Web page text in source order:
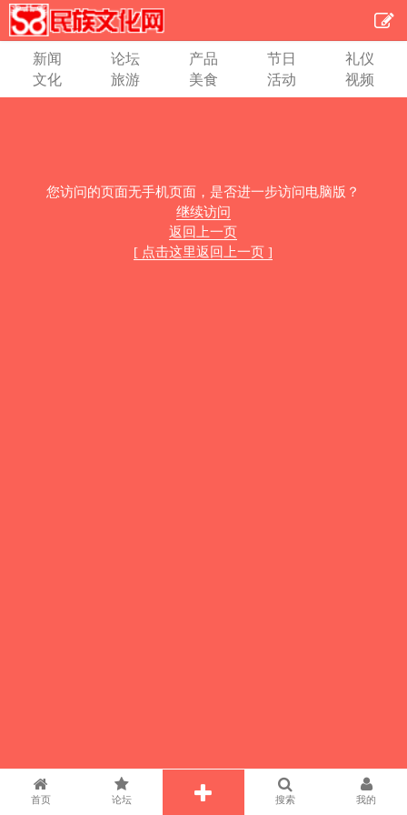
新闻 论坛 产品 节日
礼仪
文化
旅游 美食 活动 视频
您访问的页面无手机页面，是否进一步访问电脑版？
继续访问
返回上一页
[ 点击这里返回上一页 ]
首页 论坛 搜索 我的